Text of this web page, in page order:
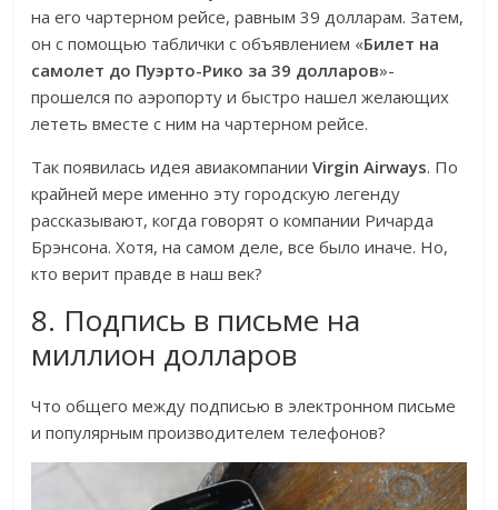
на его чартерном рейсе, равным 39 долларам. Затем,
он с помощью таблички с объявлением «Билет на
самолет до Пуэрто-Рико за 39 долларов»-
прошелся по аэропорту и быстро нашел желающих
лететь вместе с ним на чартерном рейсе.
Так появилась идея авиакомпанииVirgin Airways. По
крайней мере именно эту городскую легенду
рассказывают, когда говорят о компании Ричарда
Брэнсона. Хотя, на самом деле, все было иначе. Но,
кто верит правде в наш век?
8. Подпись в письме на
миллион долларов
Что общего между подписью в электронном письме
и популярным производителем телефонов?